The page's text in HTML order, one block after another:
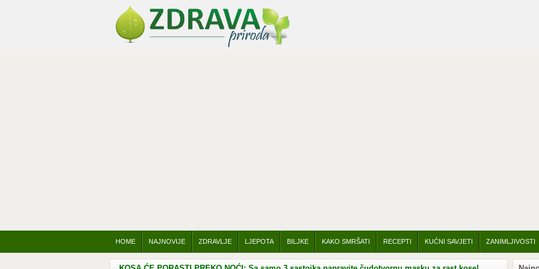
HOME NAJNOVIJE ZDRAVLJE LJEPOTA BILJKE KAKO SMRŠATI RECEPTI KUĆNI SAVJETI ZANIMLJIVOSTI